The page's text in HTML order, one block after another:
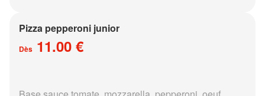
Pizza pepperoni junior
Dès 11.00 €